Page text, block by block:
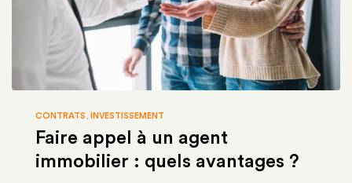
CONTRATS, INVESTISSEMENT
Faire appel à un agent
immobilier : quels avantages ?